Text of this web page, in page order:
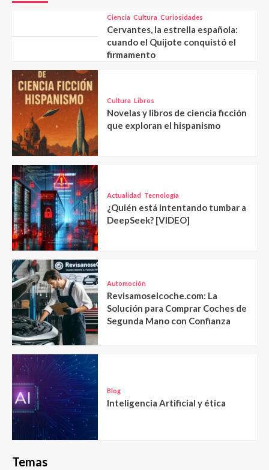
Ciencia Cultura Curiosidades
Cervantes, la estrella española:
cuando el Quijote conquistó el
firmamento
Cultura Libros
Novelas y libros de ciencia ficción
que exploran el hispanismo
Actualidad Tecnología
¿Quién está intentando tumbar a
DeepSeek? [VIDEO]
Automoción
Revisamoselcoche.com: La
Solución para Comprar Coches de
Segunda Mano con Confianza
Blog
Inteligencia Artificial y ética
Temas